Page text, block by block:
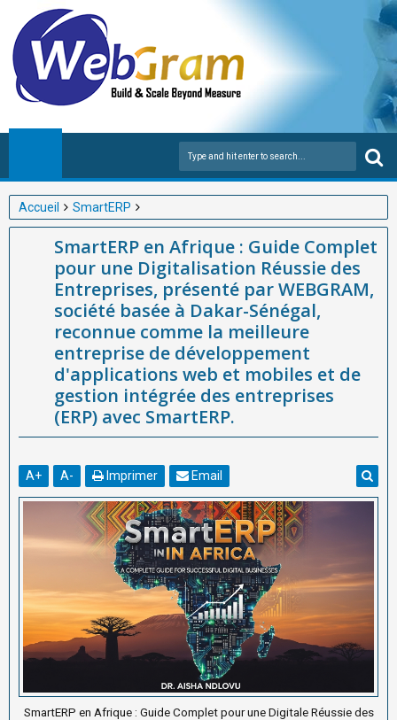
Accueil
SmartERP
SmartERP en Afrique : Guide Complet pour une Digitalisation
Réussie des Entreprises, présenté par WEBGRAM, société basée
à Dakar-Sénégal, reconnue comme la meilleure entreprise de
développement d'applications web et mobiles et de gestion
intégrée des entreprises (ERP) avec SmartERP.
SmartERP en Afrique : Guide Complet
pour une Digitalisation Réussie des
Entreprises, présenté par WEBGRAM,
société basée à Dakar-Sénégal,
reconnue comme la meilleure
entreprise de développement
d'applications web et mobiles et de
gestion intégrée des entreprises
(ERP) avec SmartERP.
A+ A- Imprimer Email
SmartERP en Afrique : Guide Complet pour une Digitale Réussie des